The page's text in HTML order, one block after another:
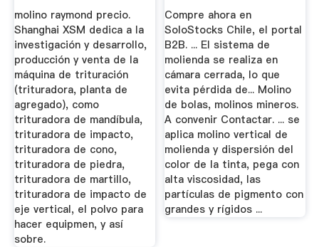
molino raymond precio.
Shanghai XSM dedica a la
investigación y desarrollo,
producción y venta de la
máquina de trituración
(trituradora, planta de
agregado), como
trituradora de mandíbula,
trituradora de impacto,
trituradora de cono,
trituradora de piedra,
trituradora de martillo,
trituradora de impacto de
eje vertical, el polvo para
hacer equipmen, y así
sobre.
Compre ahora en
SoloStocks Chile, el portal
B2B. ... El sistema de
molienda se realiza en
cámara cerrada, lo que
evita pérdida de... Molino
de bolas, molinos mineros.
A convenir Contactar. ... se
aplica molino vertical de
molienda y dispersión del
color de la tinta, pega con
alta viscosidad, las
partículas de pigmento con
grandes y rígidos ...